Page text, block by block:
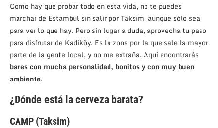
Como hay que probar todo en esta vida, no te puedes
marchar de Estambul sin salir por Taksim, aunque sólo sea
para ver lo que hay. Pero sin lugar a duda, aprovecha tu paso
para disfrutar de Kadiköy. Es la zona por la que sale la mayor
parte de la gente local, y no me extraña. Aquí encontrarás
bares con mucha personalidad, bonitos y con muy buen
ambiente.
¿Dónde está la cerveza barata?
CAMP (Taksim)